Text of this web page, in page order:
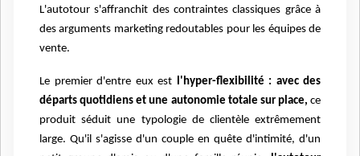
L'autotour s'affranchit des contraintes classiques grâce à
des arguments marketing redoutables pour les équipes de
vente.
Le premier d'entre eux est
l'hyper-flexibilité : avec des
départs quotidiens et une autonomie totale sur place, ce
produit séduit une typologie de clientèle extrêmement
large. Qu'il s'agisse d'un couple en quête d'intimité, d'un